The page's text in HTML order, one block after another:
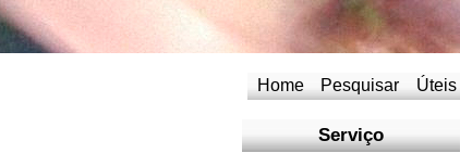
Home Pesquisar Úteis
Serviço